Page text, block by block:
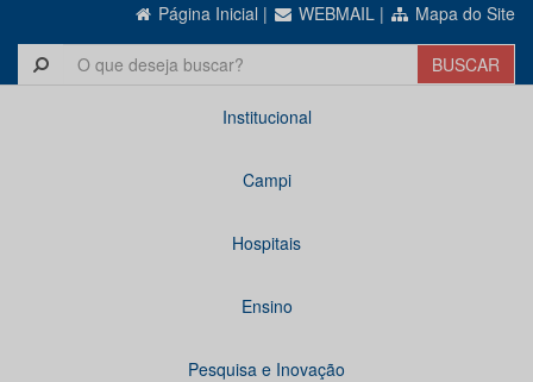
Página Inicial | WEBMAIL | Mapa do Site
Institucional
Campi
Hospitais
Ensino
Pesquisa e Inovação